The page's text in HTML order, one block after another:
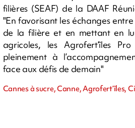
filières (SEAF) de la DAAF
"En favorisant les échanges
de la filière et en mettant en
agricoles, les Agrofert’îles
pleinement à
face aux défis de demain"
Cannes à sucre, Canne, Agrofert’îles,